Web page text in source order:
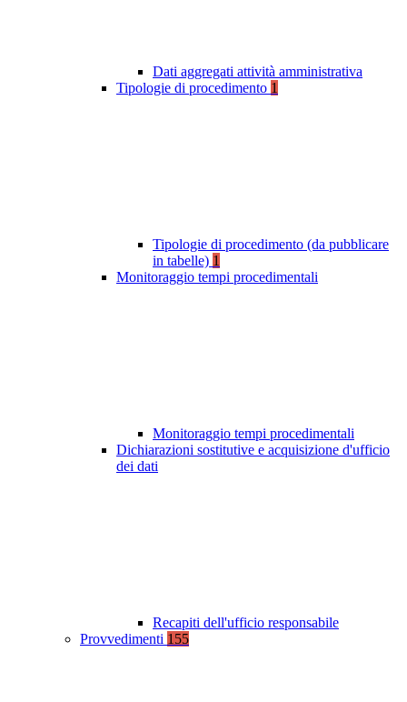
Dati aggregati attività amministrativa
Tipologie di procedimento 1
Tipologie di procedimento (da pubblicare
in tabelle) 1
Monitoraggio tempi procedimentali
Monitoraggio tempi procedimentali
Dichiarazioni sostitutive e acquisizione d'ufficio
dei dati
Recapiti dell'ufficio responsabile
Provvedimenti 155